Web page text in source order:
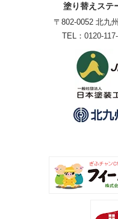
塗り替えステ
〒802-0052 北九
TEL： 0120-